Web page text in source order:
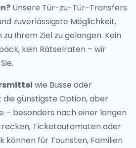
? Unsere Tür-zu-Tür-Transfers
zuverlässigste Möglichkeit,
Ihrem Ziel zu gelangen. Kein
kein Rätselraten – wir
wie Busse oder
die günstigste Option, aber
– besonders nach einer langen
Ticketautomaten oder
können für Touristen, Familien